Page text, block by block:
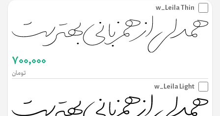
w_Leila Thin
700,000
تومان
w_Leila Light